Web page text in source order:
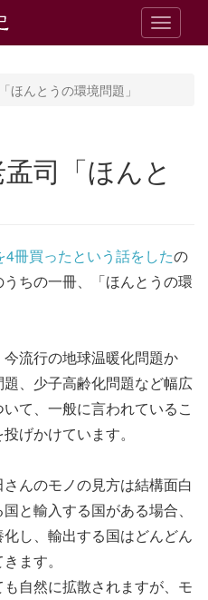
T
o
v
i
i
o
ほんとうの環境問題」
司「ほんと
冊買ったという話をしたの
ちの一冊、「ほんとうの環
流行の地球温暖化問題か
、少子高齢化問題など幅広
て、一般に言われているこ
げかけています。
んのモノの見方は結構面白
と輸入する国がある場合、
し、輸出する国はどんどん
ます。
自然に拡散されますが、モ